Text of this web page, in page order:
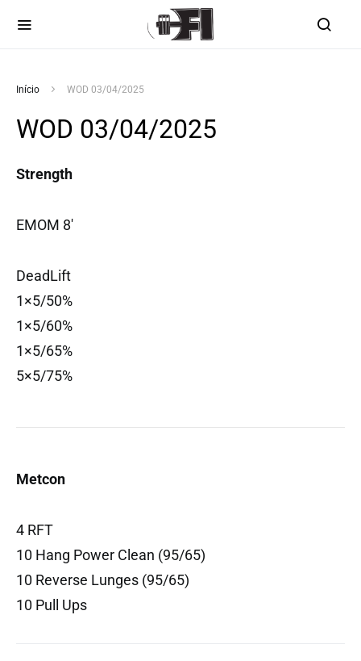
Início WOD 03/04/2025
WOD 03/04/2025
Strength
EMOM 8′
DeadLift
1×5/50%
1×5/60%
1×5/65%
5×5/75%
Metcon
4 RFT
10 Hang Power Clean (95/65)
10 Reverse Lunges (95/65)
10 Pull Ups